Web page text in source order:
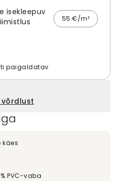
isekleepuv
55 €/m²
paigaldatav
käes
PVC-vaba